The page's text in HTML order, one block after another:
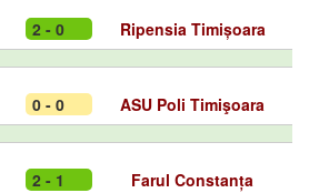
2 - 0 Ripensia Timișoara
0 - 0 ASU Poli Timişoara
2 - 1 Farul Constanța